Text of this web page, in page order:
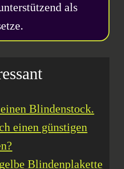
als
Blindenstock.
einen günstigen
Blindenplakette